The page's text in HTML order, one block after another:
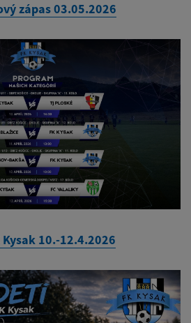
zápas 03.05.2026
10.-12.4.2026